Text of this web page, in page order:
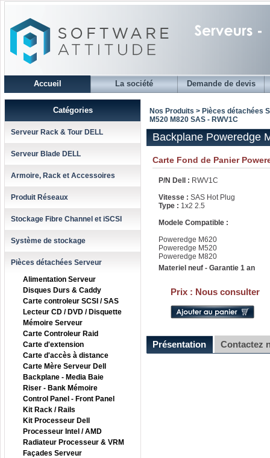
Accueil La société Demande de devis
Catégories
Serveur Rack & Tour DELL
Serveur Blade DELL
Armoire, Rack et Accessoires
Produit Réseaux
Stockage Fibre Channel et iSCSI
Système de stockage
Pièces détachées Serveur
Alimentation Serveur
Disques Durs & Caddy
Carte controleur SCSI / SAS
Lecteur CD / DVD / Disquette
Mémoire Serveur
Carte Controleur Raid
Carte d'extension
Carte d'accès à distance
Carte Mère Serveur Dell
Backplane - Media Baie
Riser - Bank Mémoire
Control Panel - Front Panel
Kit Rack / Rails
Kit Processeur Dell
Processeur Intel / AMD
Radiateur Processeur & VRM
Façades Serveur
Nos Produits > Pièces détachées
M520 M820 SAS - RWV1C
Backplane Poweredge
Carte Fond de Panier
P/N Dell : RWV1C
Vitesse : SAS Hot Plug
Type : 1x2 2.5
Modele Compatible :
Poweredge M620
Poweredge M520
Poweredge M820
Materiel neuf - Garantie 1 an
Prix : Nous consulter
Présentation Contactez